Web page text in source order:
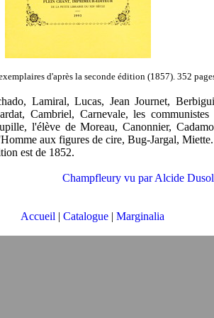
d'après la seconde édition (1857). 352
Lamiral, Lucas, Jean Journet,
Cambriel, Carnevale, les communistes
l'élève de Moreau, Canonnier,
aux figures de cire, Bug-Jargal, Miette.
est de 1852.
Champfleury vu par Alcide
Accueil | Catalogue| Marginalia